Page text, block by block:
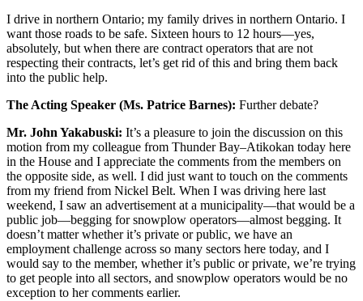
I drive in northern Ontario; my family drives in northern Ontario. I
want those roads to be safe. Sixteen hours to 12 hours—yes,
absolutely, but when there are contract operators that are not
respecting their contracts, let’s get rid of this and bring them back
into the public help.
The Acting Speaker (Ms. Patrice Barnes): Further debate?
Mr. John Yakabuski: It’s a pleasure to join the discussion on this
motion from my colleague from Thunder Bay–Atikokan today here
in the House and I appreciate the comments from the members on
the opposite side, as well. I did just want to touch on the comments
from my friend from Nickel Belt. When I was driving here last
weekend, I saw an advertisement at a municipality—that would be a
public job—begging for snowplow operators—almost begging. It
doesn’t matter whether it’s private or public, we have an
employment challenge across so many sectors here today, and I
would say to the member, whether it’s public or private, we’re trying
to get people into all sectors, and snowplow operators would be no
exception to her comments earlier.